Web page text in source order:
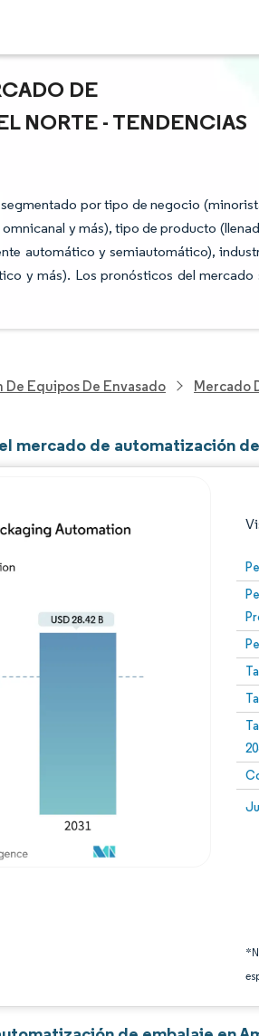
DE
NORTE - TENDENCIAS
por tipo de negocio
y más), tipo de producto
automático y semiautomático),
y más). Los pronósticos del mercado
Equipos De Envasado Mercado
mercado de automatización
Imagen © Mordor Intelligence. El uso requiere